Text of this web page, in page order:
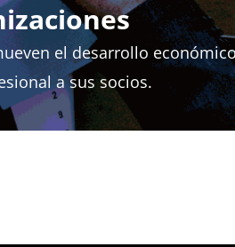
el desarrollo
a sus socios.